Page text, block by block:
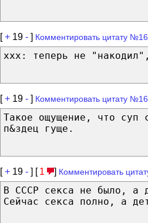
[+ 19 - ] Комментировать цитату
xxx: теперь не
[+ 19 - ] Комментировать цитату
Такое ощущение, что суп
п&здец гуще.
[+ 19 - ] [ 1 ] Комментировать
В СССР секса не было, а
Сейчас секса полно, а